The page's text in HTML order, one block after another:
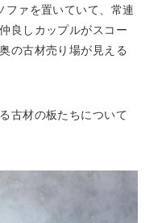
ファを置いていて、常連
良しカップルがスコー
の古材売り場が見える
古材の板たちについて